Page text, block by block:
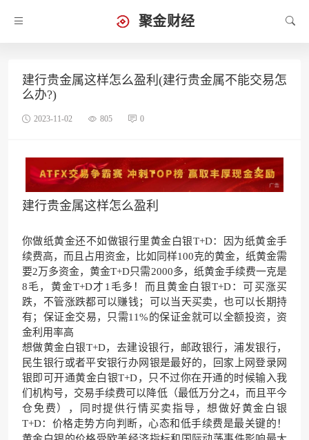
聚金财经
建行贵金属这样怎么盈利(建行贵金属不能交易怎
么办?)
2023-11-02 805 0
建行贵金属这样怎么盈利
你做纸黄金还不如做银行里黄金白银T+D：因为纸黄金手
续费高，而且占用资金，比如同样100克的黄金，纸黄金需
要2万多资金，黄金T+D只需2000多，纸黄金手续费一克是
8毛，黄金T+D才1毛多！而且黄金白银T+D：可买涨买
跌，不管涨跌都可以赚钱；可以当天买卖，也可以长期持
有；保证金交易，只需11%的保证金就可以全额投资，资
金利用率高
想做黄金白银T+D，去建设银行，邮政银行，浦发银行，
民生银行或者平安银行办网银是最好的，回家上网登录网
银即可开通黄金白银T+D，只不过你在开通的时候输入我
们机构号，交易手续费可以降低（最低万分之4，而且平今
仓免费），同时提供行情买卖指导，想做好黄金白银
T+D：价格走势方向判断，心态和低手续费是最关键的！